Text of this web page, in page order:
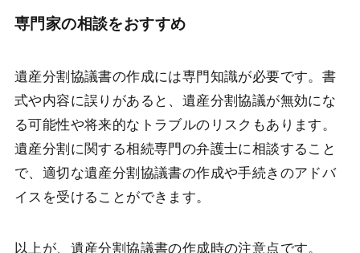
専門家の相談をおすすめ
遺産分割協議書の作成には専門知識が必要です。書
式や内容に誤りがあると、遺産分割協議が無効にな
る可能性や将来的なトラブルのリスクもあります。
遺産分割に関する相続専門の弁護士に相談すること
で、適切な遺産分割協議書の作成や手続きのアドバ
イスを受けることができます。
以上が、遺産分割協議書の作成時の注意点です。